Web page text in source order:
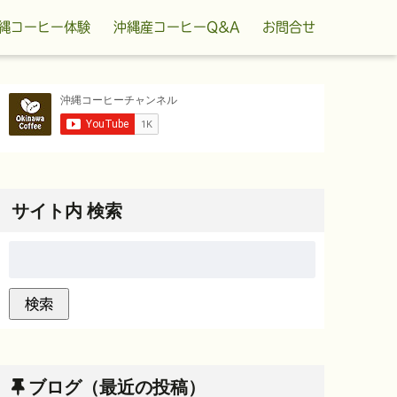
コーヒー体験 沖縄産コーヒーQ&A お問合せ
サイト内 検索
ブログ（最近の投稿）